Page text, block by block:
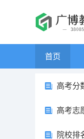
首页
高考分
高考志
院校排